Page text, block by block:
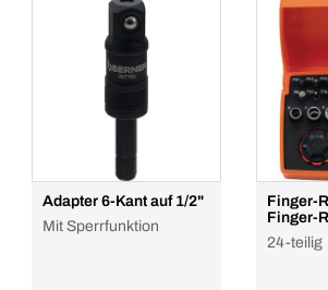
Adapter 6-Kant auf 1/2"
Mit Sperrfunktion
Finger-
Finger-
24-teilig